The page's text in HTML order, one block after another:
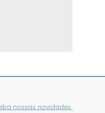
nossas novidades.